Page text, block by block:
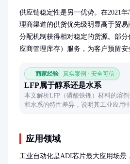
供应链稳定性是另一优势。在2021
理商渠道的供货优先级明显高于贸
分配机制获得相对稳定的货源。部
应商管理库存）服务，为客户预留安
商家经验 真实案例 · 安全可信
LFP属于醇系还是水系
本文解析LFP（磷酸铁锂）材料的溶
和水系的特性差异，说明其工业应用
应用领域
工业自动化是ADI芯片最大应用场景